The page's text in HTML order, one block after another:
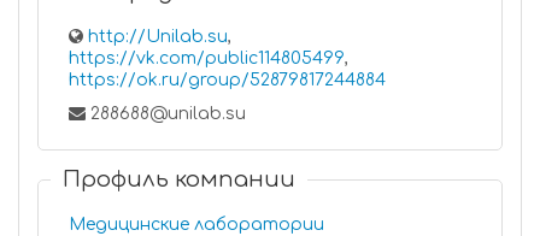
http://Unilab.su,
https://vk.com/public114805499,
https://ok.ru/group/52879817244884
288688@unilab.su
Профиль компании
Медицинские лаборатории